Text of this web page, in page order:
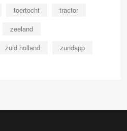
toertocht
tractor
zeeland
zuid holland zundapp